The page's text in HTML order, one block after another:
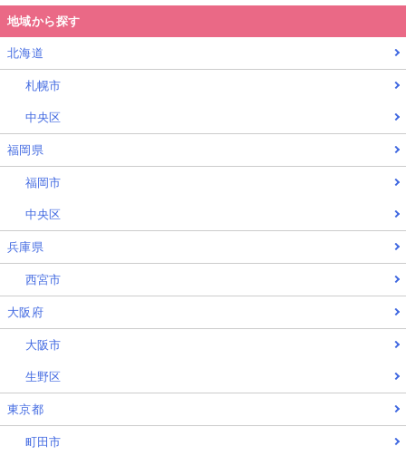
地域から探す
北海道
札幌市
中央区
福岡県
福岡市
中央区
兵庫県
西宮市
大阪府
大阪市
生野区
東京都
町田市